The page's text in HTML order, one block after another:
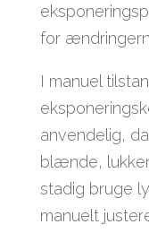
for
I manuel
anvendelig,
blænde,
stadig bruge
manuelt